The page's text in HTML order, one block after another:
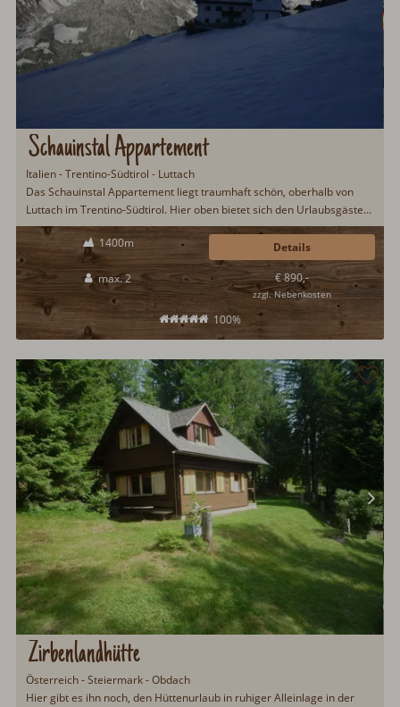
Schauinstal Appartement
Italien - Trentino-Südtirol - Luttach
Das Schauinstal Appartement liegt traumhaft schön, oberhalb von
Luttach im Trentino-Südtirol. Hier oben bietet sich den Urlaubsgästen
ein toller Ausblick auf den Zillertaler Hauptkamm. 40qm Wohnfläche
für zwei Gäste mit Brötchenservice, Holzofenherd, Hot Pot und Sauna.
Wintersport geht im nahegelegenen Skigebiet Speikboden...
1400m
max. 2
100%
€ 890,-
zzgl. Nebenkosten
Details
Zirbenlandhütte
Österreich - Steiermark - Obdach
Hier gibt es ihn noch, den Hüttenurlaub in ruhiger Alleinlage in der